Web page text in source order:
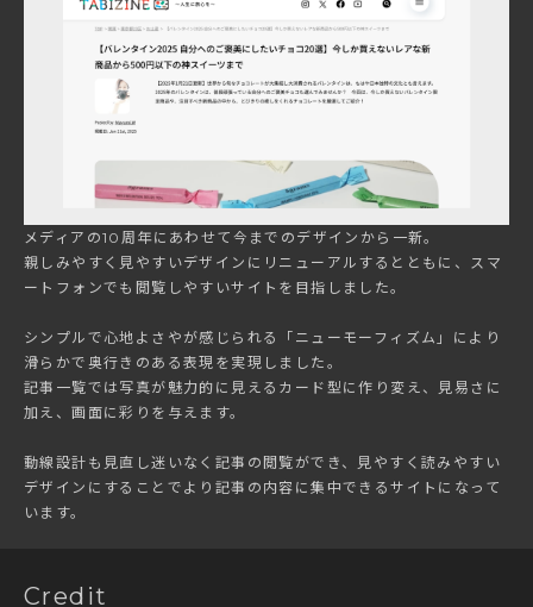
メディアの10周年にあわせて今までのデザインから一新。
親しみやすく見やすいデザインにリニューアルするとともに、スマ
ートフォンでも閲覧しやすいサイトを目指しました。
シンプルで心地よさやが感じられる「ニューモーフィズム」により
滑らかで奥行きのある表現を実現しました。
記事一覧では写真が魅力的に見えるカード型に作り変え、見易さに
加え、画面に彩りを与えます。
動線設計も見直し迷いなく記事の閲覧ができ、見やすく読みやすい
デザインにすることでより記事の内容に集中できるサイトになって
います。
Credit